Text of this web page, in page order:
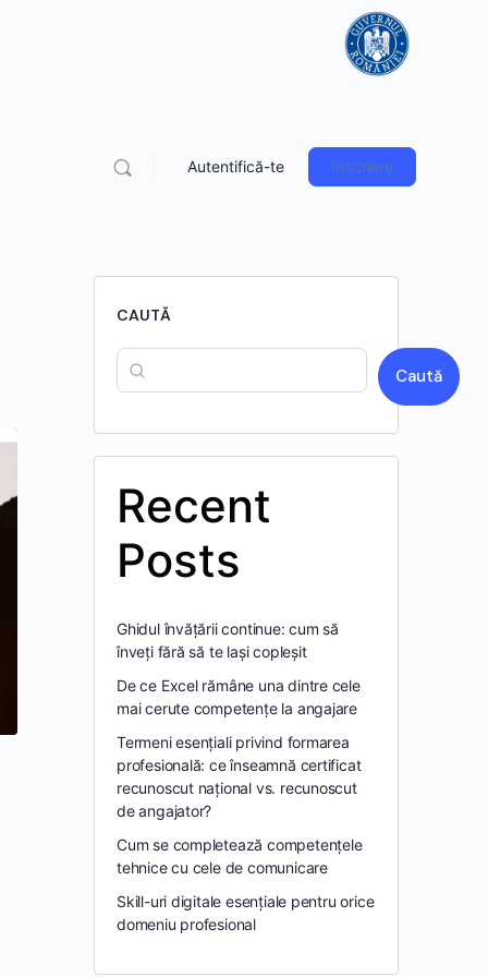
Autentifică-te Înscriere
CAUTĂ
Caută
Recent
Posts
Ghidul învățării continue: cum să
înveți fără să te lași copleșit
De ce Excel rămâne una dintre cele
mai cerute competențe la angajare
Termeni esențiali privind formarea
profesională: ce înseamnă certificat
recunoscut național vs. recunoscut
de angajator?
Cum se completează competențele
tehnice cu cele de comunicare
Skill-uri digitale esențiale pentru orice
domeniu profesional